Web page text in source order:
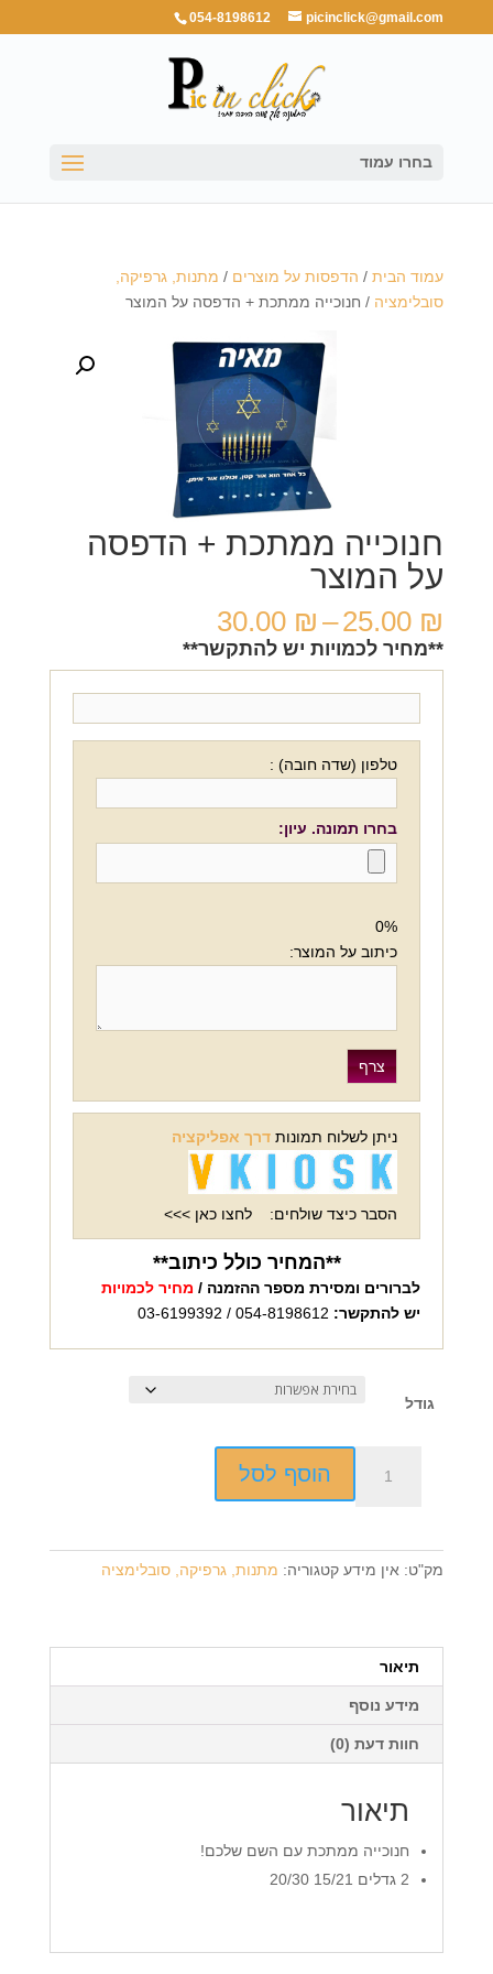
054-8198612 picinclick@gmail.com
בחרו עמוד
עמוד הבית/ הדפסות על מוצרים / מתנות, גרפיקה,
סובלימציה / חנוכייה ממתכת + הדפסה על המוצר
חנוכייה ממתכת + הדפסה
על המוצר
25.00 ₪
–
30.00 ₪ טווח
מחירים:
⁦25.00 ₪⁩
עד
⁦30.00 ₪⁩
**מחיר לכמויות יש להתקשר**
טלפון (שדה חובה) :
בחרו תמונה. עיון:
0%
כיתוב על המוצר:
ניתן לשלוח תמונות דרך אפליקציה
הסבר כיצד שולחים: לחצו כאן >>>
**המחיר כולל כיתוב**
לברורים ומסירת מספר ההזמנה / מחיר לכמויות
יש להתקשר:
גודל
הדפסה
הוסף לסל
מק"ט: אין מידע קטגוריה: מתנות, גרפיקה, סובלימציה
תיאור
מידע נוסף
חוות דעת (0)
תיאור
חנוכייה ממתכת עם השם שלכם!
2 גדלים 15/21 20/30